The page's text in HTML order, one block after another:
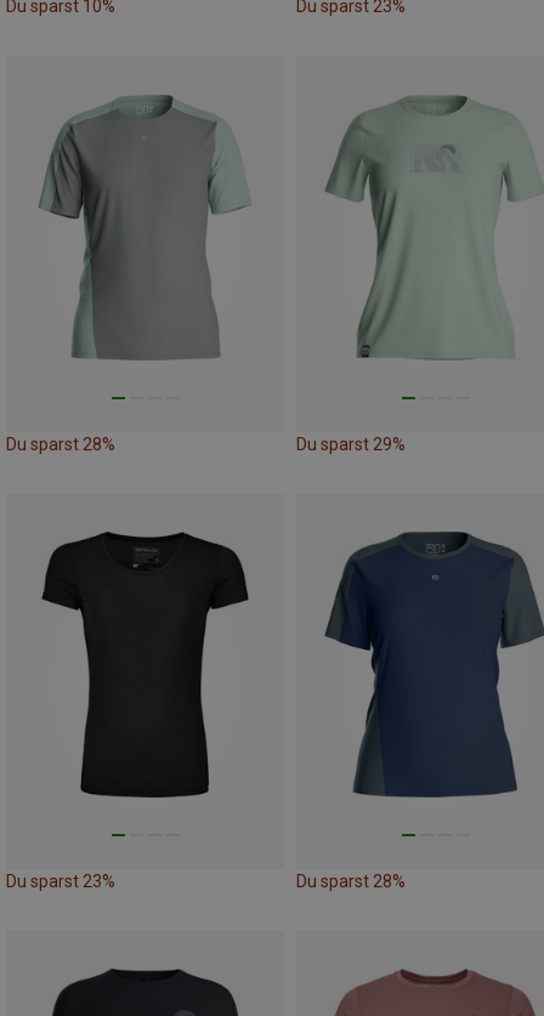
Du sparst 10% Du sparst 23%
Du sparst 28% Du sparst 29%
Du sparst 23% Du sparst 28%